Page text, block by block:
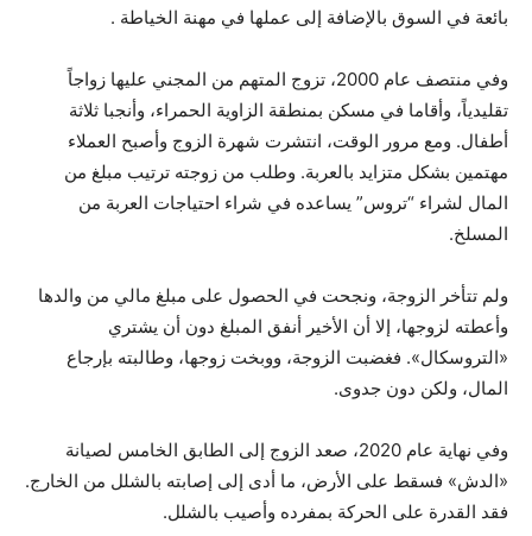
بائعة في السوق بالإضافة إلى عملها في مهنة الخياطة .
وفي منتصف عام 2000، تزوج المتهم من المجني عليها زواجاً
تقليدياً، وأقاما في مسكن بمنطقة الزاوية الحمراء، وأنجبا ثلاثة
أطفال. ومع مرور الوقت، انتشرت شهرة الزوج وأصبح العملاء
مهتمين بشكل متزايد بالعربة. وطلب من زوجته ترتيب مبلغ من
المال لشراء “تروس” يساعده في شراء احتياجات العربة من
المسلخ.
ولم تتأخر الزوجة، ونجحت في الحصول على مبلغ مالي من والدها
وأعطته لزوجها، إلا أن الأخير أنفق المبلغ دون أن يشتري
«التروسكال». فغضبت الزوجة، ووبخت زوجها، وطالبته بإرجاع
المال، ولكن دون جدوى.
وفي نهاية عام 2020، صعد الزوج إلى الطابق الخامس لصيانة
«الدش» فسقط على الأرض، ما أدى إلى إصابته بالشلل من الخارج.
فقد القدرة على الحركة بمفرده وأصيب بالشلل.